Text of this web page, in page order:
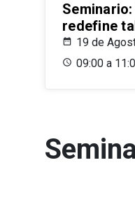
redefine
19 de
09:00 a